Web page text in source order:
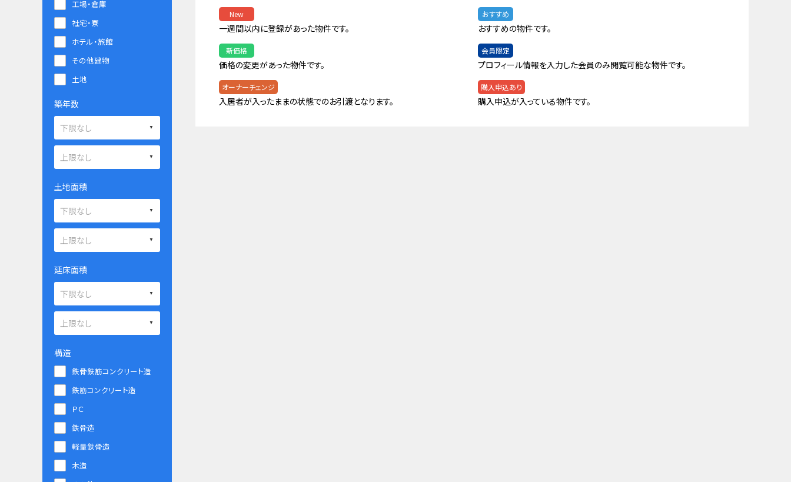
New
一週間以内に登録があった物件です。
おすすめ
おすすめの物件です。
新価格
価格の変更があった物件です。
会員限定
プロフィール情報を入力した会員のみ閲覧可能な物件です。
オーナーチェンジ
入居者が入ったままの状態でのお引渡となります。
購入申込あり
購入申込が入っている物件です。
工場・倉庫
社宅・寮
ホテル・旅館
その他建物
土地
築年数
土地面積
延床面積
構造
鉄骨鉄筋コンクリート造
鉄筋コンクリート造
ＰＣ
鉄骨造
軽量鉄骨造
木造